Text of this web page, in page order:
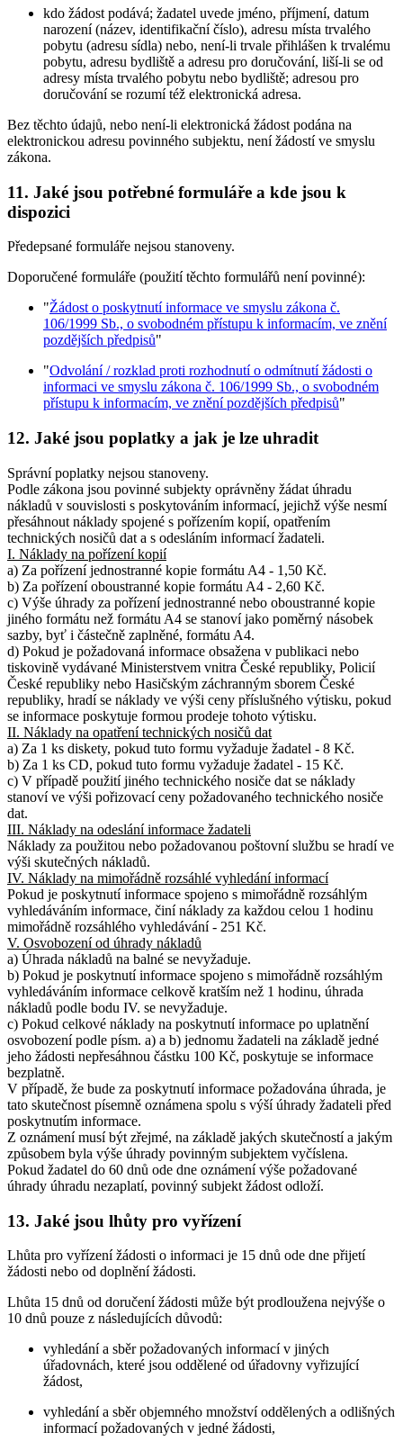
kdo žádost podává; žadatel uvede jméno, příjmení, datum
narození (název, identifikační číslo), adresu místa trvalého
pobytu (adresu sídla) nebo, není-li trvale přihlášen k trvalému
pobytu, adresu bydliště a adresu pro doručování, liší-li se od
adresy místa trvalého pobytu nebo bydliště; adresou pro
doručování se rozumí též elektronická adresa.
Bez těchto údajů, nebo není-li elektronická žádost podána na
elektronickou adresu povinného subjektu, není žádostí ve smyslu
zákona.
11. Jaké jsou potřebné formuláře a kde jsou k
dispozici
Předepsané formuláře nejsou stanoveny.
Doporučené formuláře (použití těchto formulářů není povinné):
"Žádost o poskytnutí informace ve smyslu zákona č.
106/1999 Sb., o svobodném přístupu k informacím, ve znění
pozdějších předpisů"
"Odvolání / rozklad proti rozhodnutí o odmítnutí žádosti o
informaci ve smyslu zákona č. 106/1999 Sb., o svobodném
přístupu k informacím, ve znění pozdějších předpisů"
12. Jaké jsou poplatky a jak je lze uhradit
Správní poplatky nejsou stanoveny.
Podle zákona jsou povinné subjekty oprávněny žádat úhradu
nákladů v souvislosti s poskytováním informací, jejichž výše nesmí
přesáhnout náklady spojené s pořízením kopií, opatřením
technických nosičů dat a s odesláním informací žadateli.
I. Náklady na pořízení kopií
a) Za pořízení jednostranné kopie formátu A4 - 1,50 Kč.
b) Za pořízení oboustranné kopie formátu A4 - 2,60 Kč.
c) Výše úhrady za pořízení jednostranné nebo oboustranné kopie
jiného formátu než formátu A4 se stanoví jako poměrný násobek
sazby, byť i částečně zaplněné, formátu A4.
d) Pokud je požadovaná informace obsažena v publikaci nebo
tiskovině vydávané Ministerstvem vnitra České republiky, Policií
České republiky nebo Hasičským záchranným sborem České
republiky, hradí se náklady ve výši ceny příslušného výtisku, pokud
se informace poskytuje formou prodeje tohoto výtisku.
II. Náklady na opatření technických nosičů dat
a) Za 1 ks diskety, pokud tuto formu vyžaduje žadatel - 8 Kč.
b) Za 1 ks CD, pokud tuto formu vyžaduje žadatel - 15 Kč.
c) V případě použití jiného technického nosiče dat se náklady
stanoví ve výši pořizovací ceny požadovaného technického nosiče
dat.
III. Náklady na odeslání informace žadateli
Náklady za použitou nebo požadovanou poštovní službu se hradí ve
výši skutečných nákladů.
IV. Náklady na mimořádně rozsáhlé vyhledání informací
Pokud je poskytnutí informace spojeno s mimořádně rozsáhlým
vyhledáváním informace, činí náklady za každou celou 1 hodinu
mimořádně rozsáhlého vyhledávání - 251 Kč.
V. Osvobození od úhrady nákladů
a) Úhrada nákladů na balné se nevyžaduje.
b) Pokud je poskytnutí informace spojeno s mimořádně rozsáhlým
vyhledáváním informace celkově kratším než 1 hodinu, úhrada
nákladů podle bodu IV. se nevyžaduje.
c) Pokud celkové náklady na poskytnutí informace po uplatnění
osvobození podle písm. a) a b) jednomu žadateli na základě jedné
jeho žádosti nepřesáhnou částku 100 Kč, poskytuje se informace
bezplatně.
V případě, že bude za poskytnutí informace požadována úhrada, je
tato skutečnost písemně oznámena spolu s výší úhrady žadateli před
poskytnutím informace.
Z oznámení musí být zřejmé, na základě jakých skutečností a jakým
způsobem byla výše úhrady povinným subjektem vyčíslena.
Pokud žadatel do 60 dnů ode dne oznámení výše požadované
úhrady úhradu nezaplatí, povinný subjekt žádost odloží.
13. Jaké jsou lhůty pro vyřízení
Lhůta pro vyřízení žádosti o informaci je 15 dnů ode dne přijetí
žádosti nebo od doplnění žádosti.
Lhůta 15 dnů od doručení žádosti může být prodloužena nejvýše o
10 dnů pouze z následujících důvodů:
vyhledání a sběr požadovaných informací v jiných
úřadovnách, které jsou oddělené od úřadovny vyřizující
žádost,
vyhledání a sběr objemného množství oddělených a odlišných
informací požadovaných v jedné žádosti,